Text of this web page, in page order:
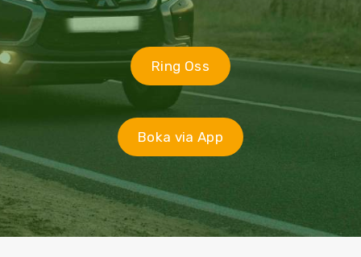
Ring Oss
Boka via App